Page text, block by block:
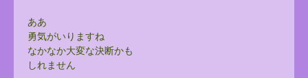
ああ
勇気がいりますね
なかなか大変な決断かも
しれません